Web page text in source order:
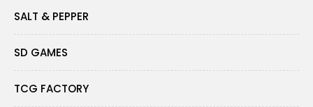
SALT & PEPPER
SD GAMES
TCG FACTORY